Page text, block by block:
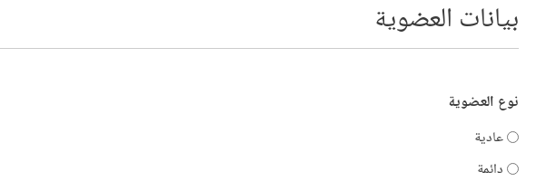
بيانات العضوية
نوع العضوية
عادية
دائمة